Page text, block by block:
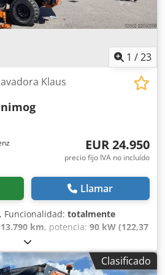
Dkodpfx Ajyq Auqjn Nsr
1 /23
Klaus
EUR 24.950
precio fijo IVA no incluído
Llamar
, Funcionalidad: totalmente
13.790 km, potencia: 90 kW (122,37
, tipo de combustible:
ejes, consumo de combustible
, Año de fabricación: 1979, horas
Clasificado